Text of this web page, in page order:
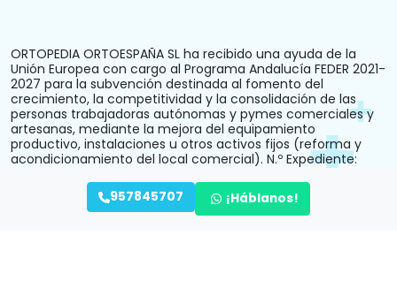
ORTOPEDIA ORTOESPAÑA SL ha recibido una ayuda de la
Unión Europea con cargo al Programa Andalucía FEDER 2021-
2027 para la subvención destinada al fomento del
crecimiento, la competitividad y la consolidación de las
personas trabajadoras autónomas y pymes comerciales y
artesanas, mediante la mejora del equipamiento
productivo, instalaciones u otros activos fijos (reforma y
acondicionamiento del local comercial). N.º Expediente:
957845707 ¡Háblanos!